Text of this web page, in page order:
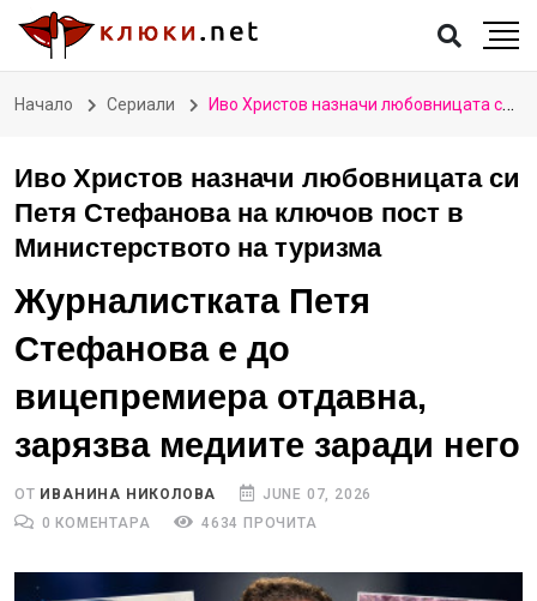
Начало Сериали Иво Христов назначи любовницата си Петя Стефанова на ключов пост в Министерството на туризма
Иво Христов назначи любовницата си
Петя Стефанова на ключов пост в
Министерството на туризма
Журналистката Петя
Стефанова е до
вицепремиера отдавна,
зарязва медиите заради него
ОТ ИВАНИНА НИКОЛОВА
JUNE 07, 2026
0 КОМЕНТАРА
4634 ПРОЧИТА